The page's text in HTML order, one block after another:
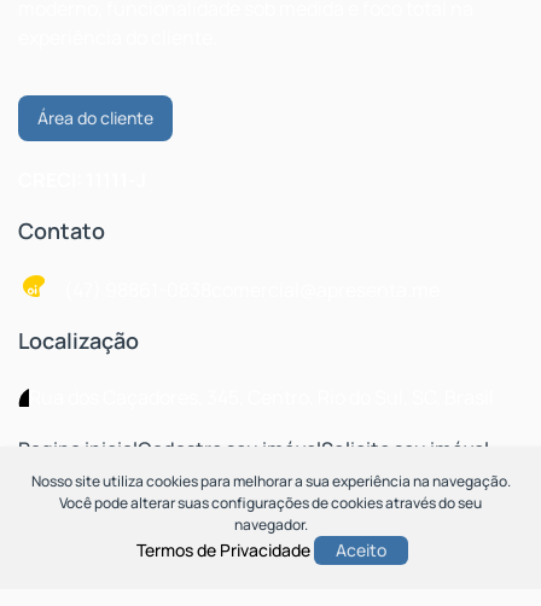
Nosso site utiliza cookies para melhorar a sua experiência na navegação.
Você pode alterar suas configurações de cookies através do seu
navegador.
Termos de Privacidade Aceito
Área do cliente
Contato
Localização
Pagina inicialCadastre seu imóvelSolicite seu imóvel
Blog